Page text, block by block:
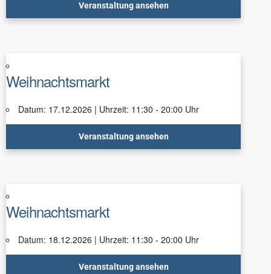
Veranstaltung ansehen
Weihnachtsmarkt
Datum: 17.12.2026 | Uhrzeit: 11:30 - 20:00 Uhr
Veranstaltung ansehen
Weihnachtsmarkt
Datum: 18.12.2026 | Uhrzeit: 11:30 - 20:00 Uhr
Veranstaltung ansehen